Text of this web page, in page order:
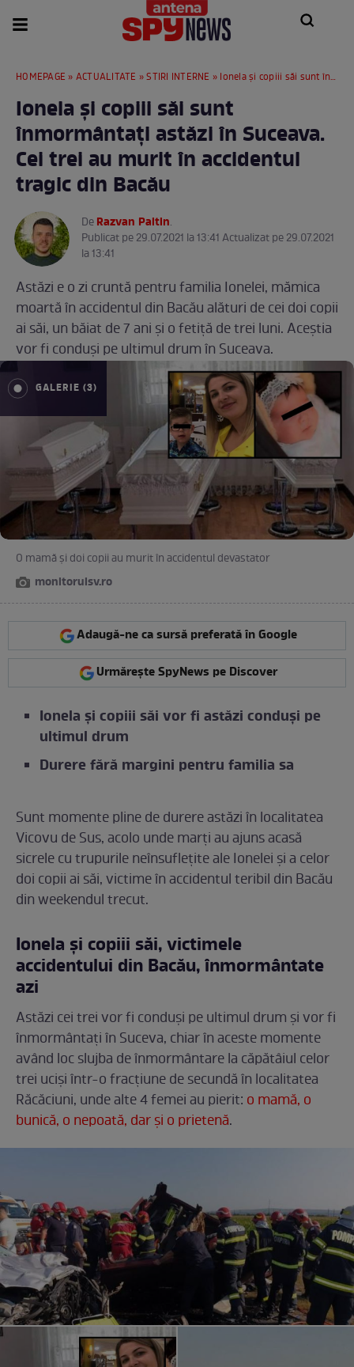
HOMEPAGE » ACTUALITATE »STIRI INTERNE » Ionela și copiii săi sunt înmormântați astăzi în Suceava. Cei trei au murit în accidentul tragic din Bacău
Ionela și copiii săi sunt
înmormântați astăzi în Suceava.
Cei trei au murit în accidentul
tragic din Bacău
DeRazvan Paltin.
Publicat pe 29.07.2021 la 13:41 Actualizat pe 29.07.2021
la 13:41
Astăzi e o zi cruntă pentru familia Ionelei, mămica
moartă în accidentul din Bacău alături de cei doi copii
ai săi, un băiat de 7 ani și o fetiță de trei luni. Aceștia
vor fi conduși pe ultimul drum în Suceava.
GALERIE (3)
O mamă și doi copii au murit în accidentul devastator
monitorulsv.ro
Adaugă-ne ca sursă preferată în Google
Urmărește SpyNews pe Discover
Ionela și copiii săi vor fi astăzi conduși pe
ultimul drum
Durere fără margini pentru familia sa
Sunt momente pline de durere astăzi în localitatea
Vicovu de Sus, acolo unde marți au ajuns acasă
sicrele cu trupurile neînsuflețite ale Ionelei și a celor
doi copii ai săi, victime în accidentul teribil din Bacău
din weekendul trecut.
Ionela și copiii săi, victimele
accidentului din Bacău, înmormântate
azi
Astăzi cei trei vor fi conduși pe ultimul drum și vor fi
înmormântați în Suceva, chiar în aceste momente
având loc slujba de înmormântare la căpătâiul celor
trei uciși într-o fracțiune de secundă în localitatea
Răcăciuni, unde alte 4 femei au pierit: o mamă, o
bunică, o nepoată, dar și o prietenă.